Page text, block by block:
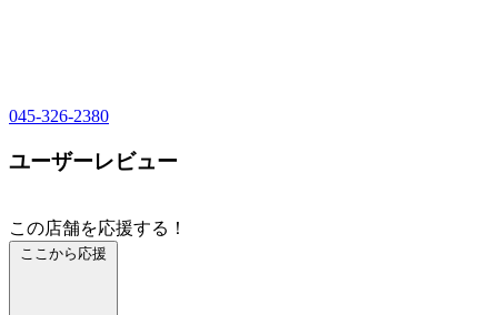
045-326-2380
ユーザーレビュー
この店舗を応援する！
ここから応援